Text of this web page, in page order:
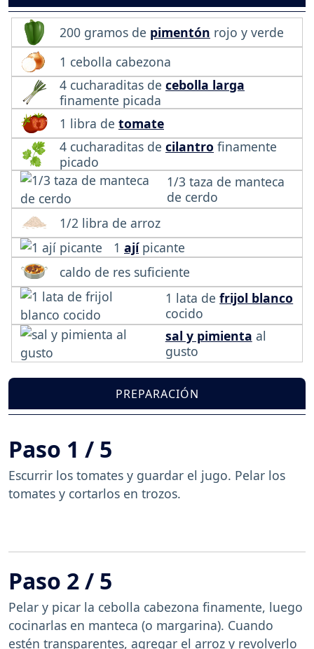
200 gramos de pimentón rojo y verde
1 cebolla cabezona
4 cucharaditas de cebolla larga
finamente picada
1 libra de tomate
4 cucharaditas de cilantro finamente
picado
1/3 taza de manteca
de cerdo
1/2 libra de arroz
1 ajípicante
caldo de res suficiente
1 lata defrijol blanco
cocido
sal y pimienta al
gusto
PREPARACIÓN
Paso 1 / 5
Escurrir los tomates y guardar el jugo. Pelar los
tomates y cortarlos en trozos.
Paso 2 / 5
Pelar y picar la cebolla cabezona finamente, luego
cocinarlas en manteca (o margarina). Cuando
estén transparentes, agregar el arroz y revolverlo